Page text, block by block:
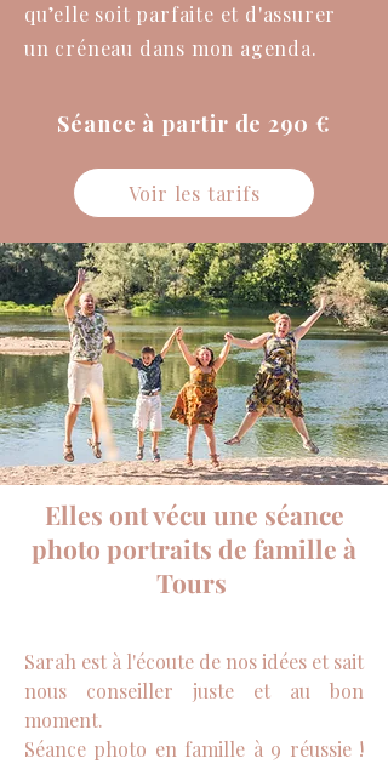
qu’elle soit parfaite et d'assurer
un créneau dans mon agenda.
Séance à partir de 290 €
Voir les tarifs
Elles ont vécu une séance
photo portraits de famille à
Tours
Sarah est à l'écoute de nos idées et sait
nous conseiller juste et au bon
moment.
Séance photo en famille à 9 réussie !